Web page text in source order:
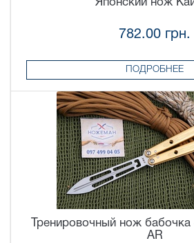
Японский нож
782.00 грн.
ПОДРОБНЕЕ
Тренировочный нож бабочка
AR